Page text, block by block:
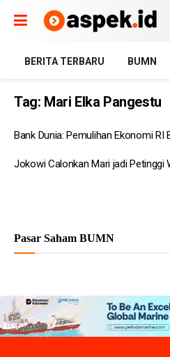
BERITA TERBARU BUMN
Tag: Mari Elka Pangestu
Bank Dunia: Pemulihan Ekonomi RI
Jokowi Calonkan Mari jadi Petinggi
Pasar Saham BUMN